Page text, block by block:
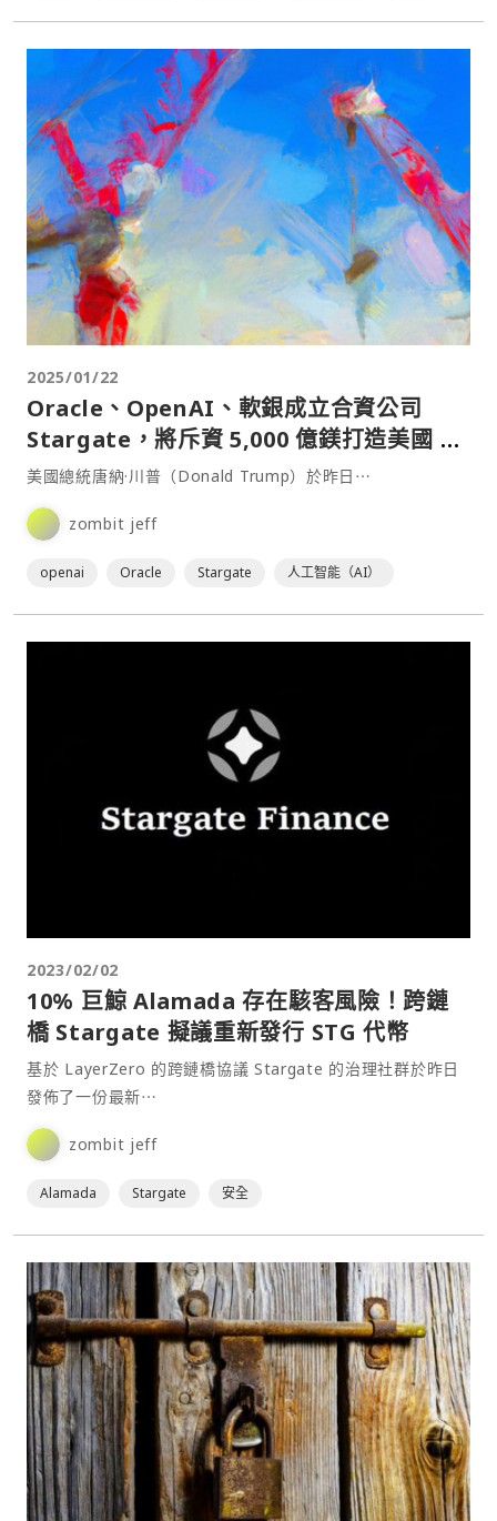
2025/01/22
Oracle、OpenAI、軟銀成立合資公司
Stargate，將斥資 5,000 億鎂打造美國 AI
基建
美國總統唐納·川普（Donald Trump）於昨日⋯
zombit jeff
openai Oracle Stargate 人工智能（AI）
2023/02/02
10% 巨鯨 Alamada 存在駭客風險！跨鏈
橋 Stargate 擬議重新發行 STG 代幣
基於 LayerZero 的跨鏈橋協議 Stargate 的治理社群於昨日
發佈了一份最新⋯
zombit jeff
Alamada Stargate 安全